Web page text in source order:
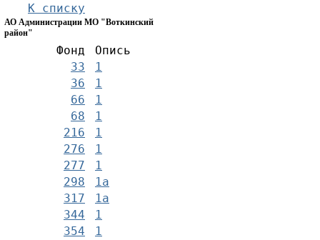
К списку
АО Администрации МО "Воткинский
район"
Фонд
Опись
33
1
36
1
66
1
68
1
216
1
276
1
277
1
298
1а
317
1а
344
1
354
1